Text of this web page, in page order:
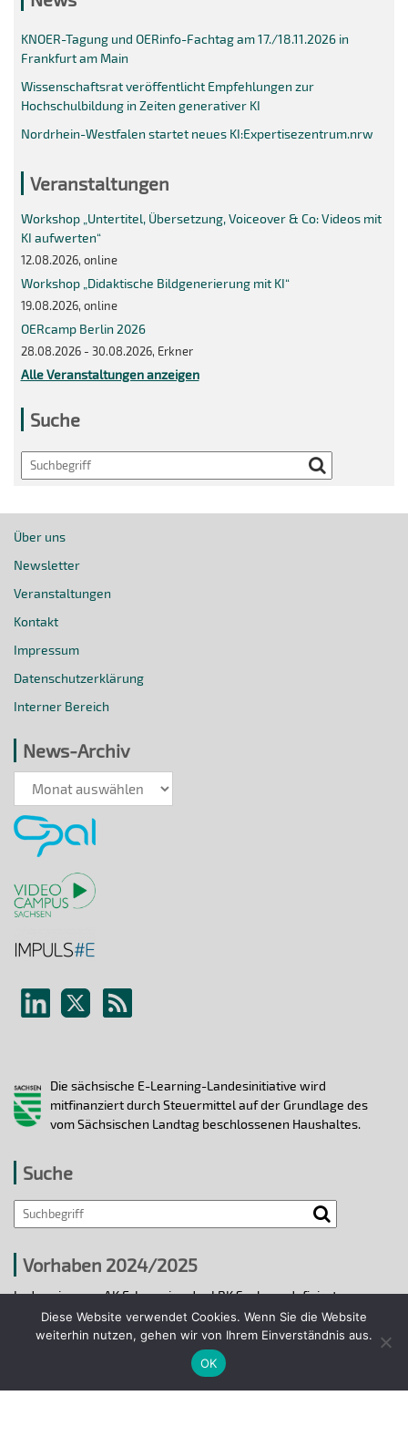
KNOER-Tagung und OERinfo-Fachtag am 17./18.11.2026 in
Frankfurt am Main
Wissenschaftsrat veröffentlicht Empfehlungen zur
Hochschulbildung in Zeiten generativer KI
Nordrhein-Westfalen startet neues KI:Expertisezentrum.nrw
Veranstaltungen
Workshop „Untertitel, Übersetzung, Voiceover & Co: Videos mit
KI aufwerten“
12.08.2026, online
Workshop „Didaktische Bildgenerierung mit KI“
19.08.2026, online
OERcamp Berlin 2026
28.08.2026 - 30.08.2026, Erkner
Alle Veranstaltungen anzeigen
Suche
Search
Über uns
Newsletter
Veranstaltungen
Kontakt
Impressum
Datenschutzerklärung
Interner Bereich
News-Archiv
News-
Archiv
Die sächsische E-Learning-Landesinitiative wird
mitfinanziert durch Steuermittel auf der Grundlage des
vom Sächsischen Landtag beschlossenen Haushaltes.
Suche
Vorhaben 2024/2025
In den vier vom AK E-Learning der LRK Sachsen definierten
strategischen Handlungsfeldern 2024/25 wurden bis 31.12.2025
ausgewählte E-Learning-Hochschulvorhaben durchgeführt.
Diese Website verwendet Cookies. Wenn Sie die Website
weiterhin nutzen, gehen wir von Ihrem Einverständnis aus.
OK